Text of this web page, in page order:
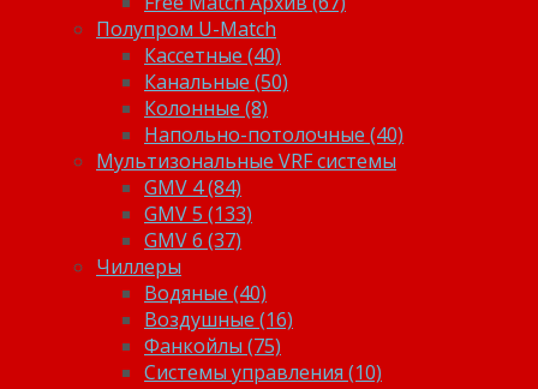
Полупром U-Match
Кассетные (40)
Канальные (50)
Колонные (8)
Напольно-потолочные (40)
Мультизональные VRF системы
GMV 4 (84)
GMV 5 (133)
GMV 6 (37)
Чиллеры
Водяные (40)
Воздушные (16)
Фанкойлы (75)
Системы управления (10)